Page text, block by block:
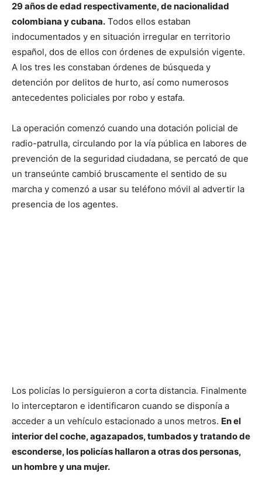
29 años de edad respectivamente, de nacionalidad
colombiana y cubana. Todos ellos estaban
indocumentados y en situación irregular en territorio
español, dos de ellos con órdenes de expulsión vigente.
A los tres les constaban órdenes de búsqueda y
detención por delitos de hurto, así como numerosos
antecedentes policiales por robo y estafa.
La operación comenzó cuando una dotación policial de
radio-patrulla, circulando por la vía pública en labores de
prevención de la seguridad ciudadana, se percató de que
un transeúnte cambió bruscamente el sentido de su
marcha y comenzó a usar su teléfono móvil al advertir la
presencia de los agentes.
Los policías lo persiguieron a corta distancia. Finalmente
lo interceptaron e identificaron cuando se disponía a
acceder a un vehículo estacionado a unos metros. En el
interior del coche, agazapados, tumbados y tratando de
esconderse, los policías hallaron a otras dos personas,
un hombre y una mujer.